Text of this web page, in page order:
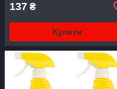
137 ₴
Купити